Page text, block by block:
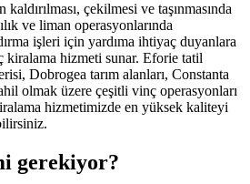
çekilmesi ve taşınmasında
ve liman operasyonlarında
işleri için yardıma ihtiyaç duyanlara
kiralama hizmeti sunar. Eforie tatil
Dobrogea tarım alanları, Constanta
olmak üzere çeşitli vinç operasyonları
hizmetimizde en yüksek kaliteyi
gerekiyor?